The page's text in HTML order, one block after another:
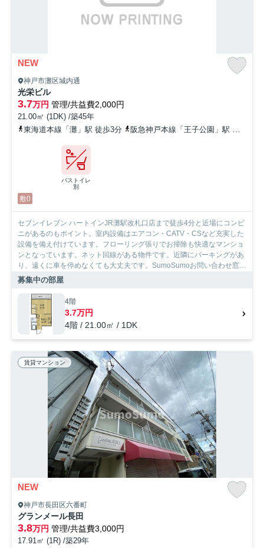
NEW
神戸市灘区城内通
光栄ビル
3.7万円 管理/共益費2,000円
21.00㎡ (1DK) /築45年
東海道本線「灘」駅 徒歩3分
阪急神戸本線「王子公園」駅 徒歩5分
バストイレ
別
敷0
セブンイレブン ハートインJR灘駅改札口店まで徒歩4分と近場にコンビ
ニがあるのもポイント。室内設備はエアコン・CATV・CSなど充実した
設備を備え付けています。フローリング張りでお掃除も快適なマンショ
ンとなっています。ネット回線がある物件です。近隣にパーキングがあ
り、遠くに車を停めなくても大丈夫です。SumoSumoお問い合わせ窓口
は長年、神戸市灘区を中心にお部屋探しをサポートして参りましたの
で、お部屋探しには自信があります。
募集中の部屋
4階
3.7万円
4階 / 21.00㎡ / 1DK
賃貸マンション
NEW
神戸市長田区六番町
グランメール長田
3.8万円 管理/共益費3,000円
17.91㎡ (1R) /築29年